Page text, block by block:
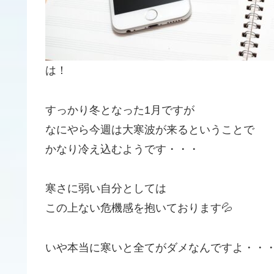
は！
すっかり冬となった1月ですが
なにやら今週は大寒波が来るということで
かなり冷え込むようです・・・
寒さに弱い自分としては
この上ない危機感を抱いております💦
いや本当に寒いと全てがダメなんですよ・・